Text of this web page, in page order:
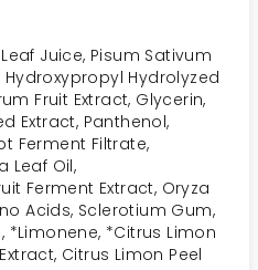
Juice, Pisum Sativum
Hydrolyzed
Fruit Extract, Glycerin,
Extract, Panthenol,
Ferment Filtrate,
Leaf Oil,
Ferment Extract, Oryza
Acids, Sclerotium Gum,
*Limonene, *Citrus Limon
Citrus Limon Peel